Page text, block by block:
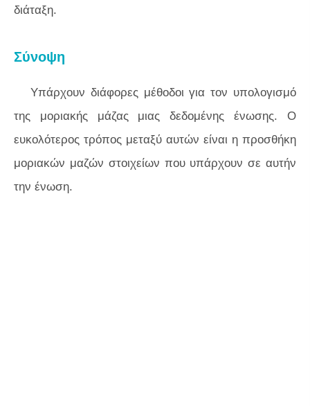
διάταξη.
Σύνοψη
Υπάρχουν διάφορες μέθοδοι για τον υπολογισμό
της μοριακής μάζας μιας δεδομένης ένωσης. Ο
ευκολότερος τρόπος μεταξύ αυτών είναι η προσθήκη
μοριακών μαζών στοιχείων που υπάρχουν σε αυτήν
την ένωση.